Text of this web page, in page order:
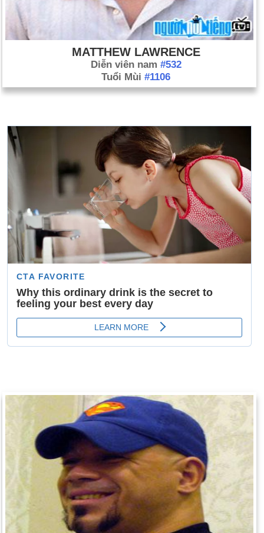
MATTHEW LAWRENCE
Diễn viên nam #532
Tuổi Mùi #1106